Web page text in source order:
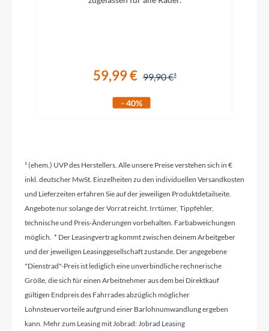
Ladegerät
Rahmenmaterial
Aluminium Superlite
Kurbelgarnitur
Shimano Cues CS-LG400, 11-48T
59,99 € 99,90 €
- 40%
¹ (ehem.) UVP des Herstellers. Alle unsere Preise verstehen sich in €
inkl. deutscher MwSt. Einzelheiten zu den individuellen Versandkosten
und Lieferzeiten erfahren Sie auf der jeweiligen Produktdetailseite.
Angebote nur solange der Vorrat reicht. Irrtümer, Tippfehler,
technische und Preis-Änderungen vorbehalten. Farbabweichungen
möglich. * Der Leasingvertrag kommt zwischen deinem Arbeitgeber
und der jeweiligen Leasinggesellschaft zustande. Der angegebene
"Dienstrad"-Preis ist lediglich eine unverbindliche rechnerische
Größe, die sich für einen Arbeitnehmer aus dem bei Direktkauf
gültigen Endpreis des Fahrrades abzüglich möglicher
Lohnsteuervorteile aufgrund einer Barlohnumwandlung ergeben
kann. Mehr zum Leasing mit Jobrad:Jobrad Leasing